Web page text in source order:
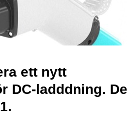
ett nytt
DC-ladddning.